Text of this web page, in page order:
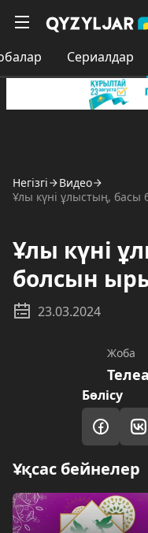
Сериалдар
Негізгі
Видео
Ұлы күні ұлыстың,
Ұлы күні
болсын
23.03.2024
Жоба
Бөлісу
Ұқсас бейнелер